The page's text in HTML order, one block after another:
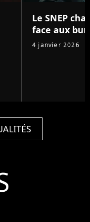
Le SNEP
face aux
4 janvier 2026